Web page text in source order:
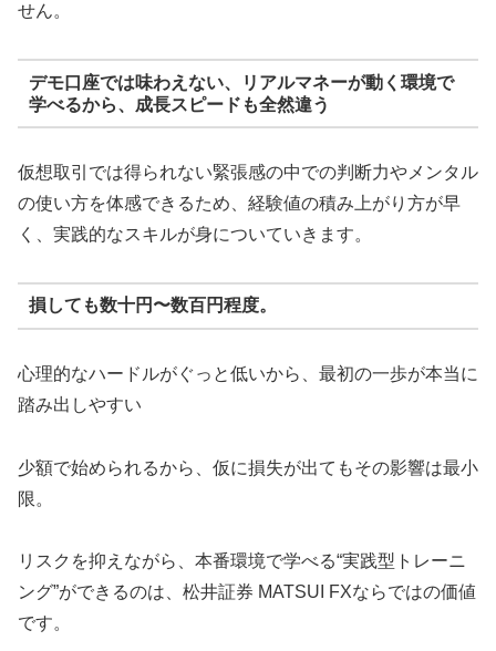
せん。
デモ口座では味わえない、リアルマネーが動く環境で
学べるから、成長スピードも全然違う
仮想取引では得られない緊張感の中での判断力やメンタル
の使い方を体感できるため、経験値の積み上がり方が早
く、実践的なスキルが身についていきます。
損しても数十円〜数百円程度。
心理的なハードルがぐっと低いから、最初の一歩が本当に
踏み出しやすい
少額で始められるから、仮に損失が出てもその影響は最小
限。
リスクを抑えながら、本番環境で学べる“実践型トレーニ
ング”ができるのは、松井証券 MATSUI FXならではの価値
です。